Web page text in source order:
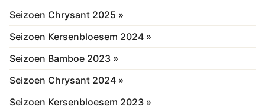
Seizoen Chrysant 2025 »
Seizoen Kersenbloesem 2024 »
Seizoen Bamboe 2023 »
Seizoen Chrysant 2024 »
Seizoen Kersenbloesem 2023 »